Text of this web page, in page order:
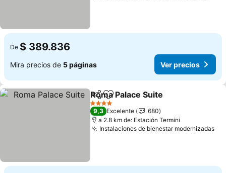
De $ 389.836
Mira precios de 5 páginas Ver precios
CompartirAgregar a favoritos
Roma Palace Suite
4 Estrellas
9,3 Excelente
680
a 2.8 km de: Estación Termini
Instalaciones de bienestar modernizadas